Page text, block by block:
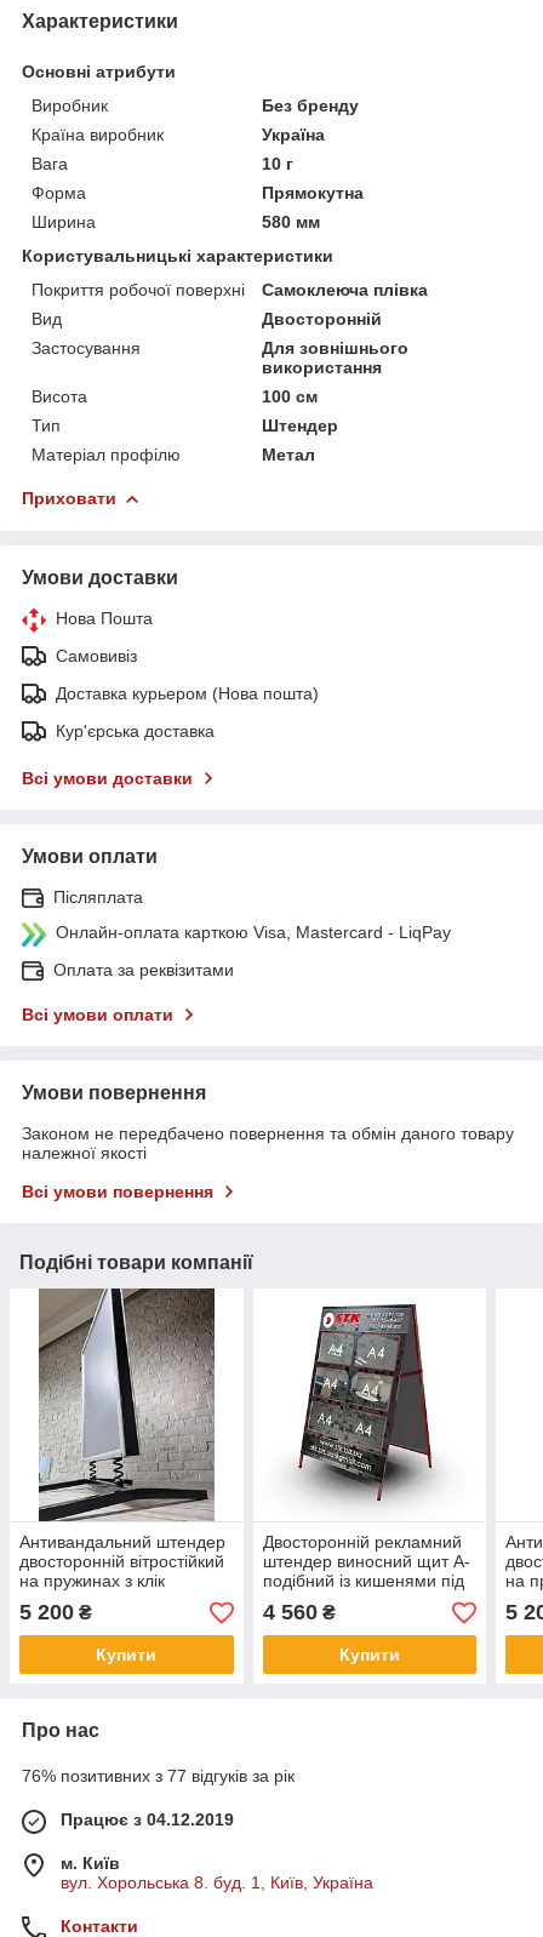
Характеристики
Основні атрибути
Виробник
Без бренду
Країна виробник
Україна
Вага
10 г
Форма
Прямокутна
Ширина
580 мм
Користувальницькі характеристики
Покриття робочої поверхні
Самоклеюча плівка
Вид
Двосторонній
Застосування
Для зовнішнього
використання
Висота
100 см
Тип
Штендер
Матеріал профілю
Метал
Приховати
Умови доставки
Нова Пошта
Самовивіз
Доставка курьером (Нова пошта)
Кур'єрська доставка
Всі умови доставки
Умови оплати
Післяплата
Онлайн-оплата карткою Visa, Mastercard - LiqPay
Оплата за реквізитами
Всі умови оплати
Умови повернення
Законом не передбачено повернення та обмін даного товару
належної якості
Всі умови повернення
Подібні товари компанії
Антивандальний штендер
двосторонній вітростійкий
на пружинах з клік
системою мимохід для
реклами
5 200 ₴
Купити
Двосторонній рекламний
штендер виносний щит А-
подібний із кишенями під
А4 для реклами вуличний
4 560₴
Купити
на
5
Про нас
76% позитивних з 77 відгуків за рік
Працює з 04.12.2019
м. Київ
вул. Хорольська 8. буд. 1, Київ, Україна
Контакти